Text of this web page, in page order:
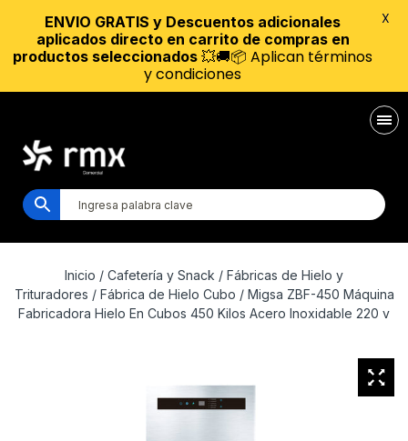
Inicio / Cafetería y Snack / Fábricas de Hielo y
Trituradores / Fábrica de Hielo Cubo / Migsa ZBF-450 Máquina
Fabricadora Hielo En Cubos 450 Kilos Acero Inoxidable 220 v
ENVIO GRATIS y Descuentos adicionales
aplicados directo en carrito de compras en
productos seleccionados 💥🚚📦 Aplican términos
y condiciones
X